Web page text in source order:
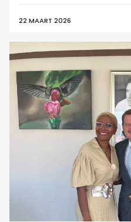
22 MAART 2026